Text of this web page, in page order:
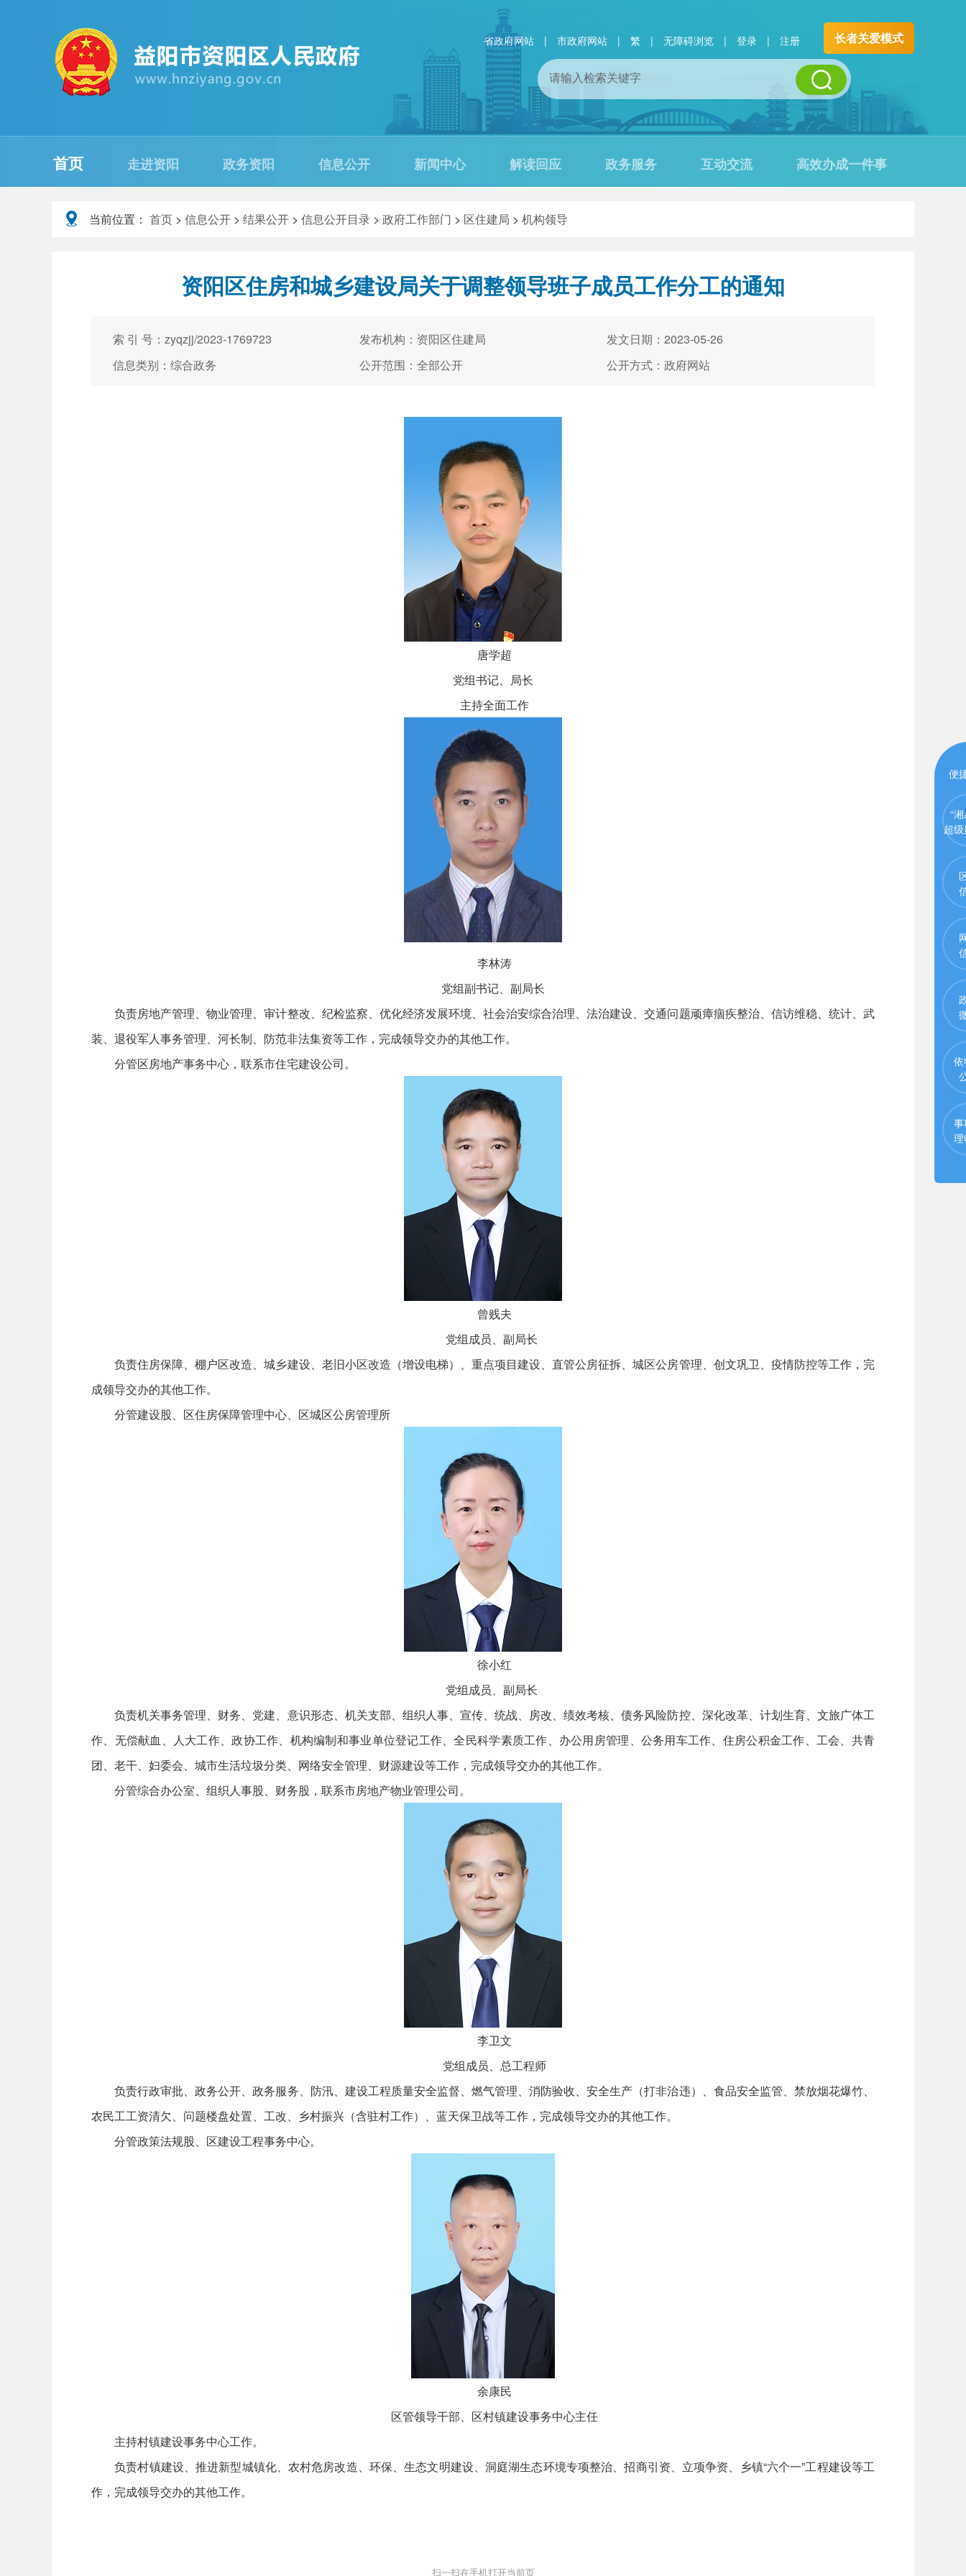
省政府网站 | 市政府网站 | 繁 | 无障碍浏览 | 登录 | 注册 长者关爱模式
首页 走进资阳 政务资阳 信息公开 新闻中心 解读回应 政务服务 互动交流 高效办成一件事
当前位置： 首页 > 信息公开 > 结果公开 > 信息公开目录 > 政府工作部门 > 区住建局 > 机构领导
资阳区住房和城乡建设局关于调整领导班子成员工作分工的通知
索 引 号：zyqzjj/2023-1769723 发布机构：资阳区住建局
发文日期：2023-05-26
信息类别：综合政务
公开范围：全部公开 公开方式：政府网站
唐学超
党组书记、局长
主持全面工作
李林涛
党组副书记、副局长
负责房地产管理、物业管理、审计整改、纪检监察、优化经济发展环境、社会治安综合治理、法治建设、交通问题顽瘴痼疾整治、信访维稳、统计、武
装、退役军人事务管理、河长制、防范非法集资等工作，完成领导交办的其他工作。
分管区房地产事务中心，联系市住宅建设公司。
曾贱夫
党组成员、副局长
负责住房保障、棚户区改造、城乡建设、老旧小区改造（增设电梯）、重点项目建设、直管公房征拆、城区公房管理、创文巩卫、疫情防控等工作，完
成领导交办的其他工作。
分管建设股、区住房保障管理中心、区城区公房管理所
徐小红
党组成员、副局长
负责机关事务管理、财务、党建、意识形态、机关支部、组织人事、宣传、统战、房改、绩效考核、债务风险防控、深化改革、计划生育、文旅广体工
作、无偿献血、人大工作、政协工作、机构编制和事业单位登记工作、全民科学素质工作、办公用房管理、公务用车工作、住房公积金工作、工会、共青
团、老干、妇委会、城市生活垃圾分类、网络安全管理、财源建设等工作，完成领导交办的其他工作。
分管综合办公室、组织人事股、财务股，联系市房地产物业管理公司。
李卫文
党组成员、总工程师
负责行政审批、政务公开、政务服务、防汛、建设工程质量安全监督、燃气管理、消防验收、安全生产（打非治违）、食品安全监管、禁放烟花爆竹、
农民工工资清欠、问题楼盘处置、工改、乡村振兴（含驻村工作）、蓝天保卫战等工作，完成领导交办的其他工作。
分管政策法规股、区建设工程事务中心。
余康民
区管领导干部、区村镇建设事务中心主任
主持村镇建设事务中心工作。
负责村镇建设、推进新型城镇化、农村危房改造、环保、生态文明建设、洞庭湖生态环境专项整治、招商引资、立项争资、乡镇“六个一”工程建设等工
作，完成领导交办的其他工作。
扫一扫在手机打开当前页
便
“
超